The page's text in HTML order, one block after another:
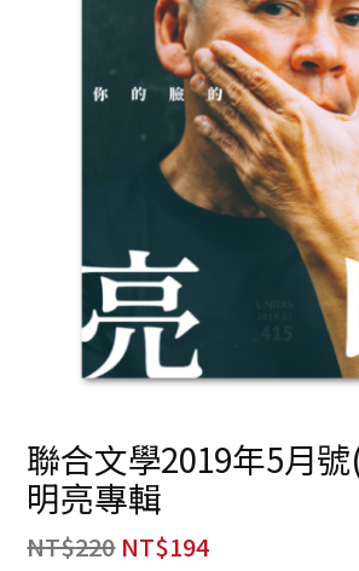
聯合文學2019年5月
明亮專輯
NT$220 NT$194